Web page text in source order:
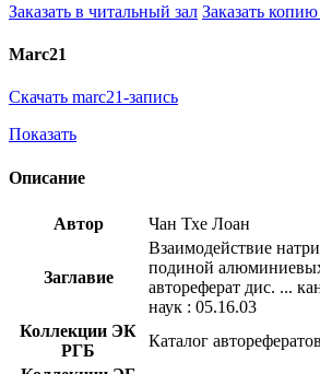
Заказать в читальный зал Заказать
Marc21
Скачать marc21-запись
Показать
Описание
Автор Чан Тхе Лоан
Заглавие
Взаимодействие
подиной
автореферат дис. ...
наук : 05.16.03
Коллекции ЭК
РГБ
Каталог